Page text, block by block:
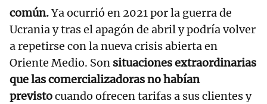
común.Ya ocurrió en 2021 por la guerra de
Ucrania y tras el apagón de abril y podría volver
a repetirse con la nueva crisis abierta en
Oriente Medio. Son situaciones extraordinarias
que las comercializadoras no habían
previstocuando ofrecen tarifas a sus clientes y